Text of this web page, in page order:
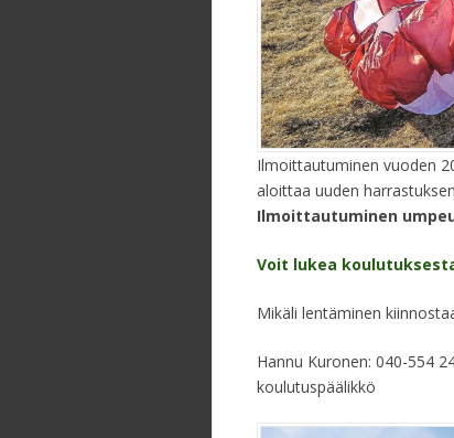
Ilmoittautuminen vuoden
aloittaa uuden
Ilmoittautuminen
Voit lukea
Mikäli lentäminen
Hannu Kuronen: 040-554
koulutuspäälikkö